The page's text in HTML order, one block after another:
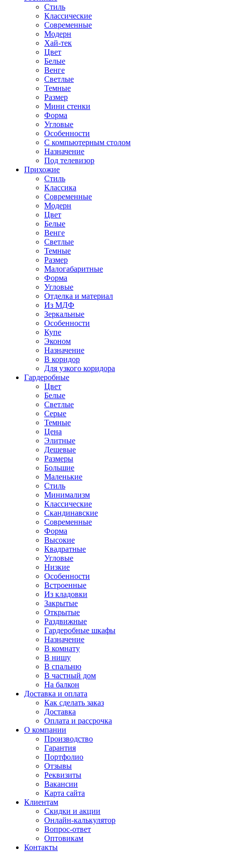
Стиль
Классические
Современные
Модерн
Хай-тек
Цвет
Белые
Венге
Светлые
Темные
Размер
Мини стенки
Форма
Угловые
Особенности
С компьютерным столом
Назначение
Под телевизор
Прихожие
Стиль
Классика
Современные
Модерн
Цвет
Белые
Венге
Светлые
Темные
Размер
Малогабаритные
Форма
Угловые
Отделка и материал
Из МДФ
Зеркальные
Особенности
Купе
Эконом
Назначение
В коридор
Для узкого коридора
Гардеробные
Цвет
Белые
Светлые
Серые
Темные
Цена
Элитные
Дешевые
Размеры
Большие
Маленькие
Стиль
Минимализм
Классические
Скандинавские
Современные
Форма
Высокие
Квадратные
Угловые
Низкие
Особенности
Встроенные
Из кладовки
Закрытые
Открытые
Раздвижные
Гардеробные шкафы
Назначение
В комнату
В нишу
В спальню
В частный дом
На балкон
Доставка и оплата
Как сделать заказ
Доставка
Оплата и рассрочка
О компании
Производство
Гарантия
Портфолио
Отзывы
Реквизиты
Вакансии
Карта сайта
Клиентам
Скидки и акции
Онлайн-калькулятор
Вопрос-ответ
Оптовикам
Контакты